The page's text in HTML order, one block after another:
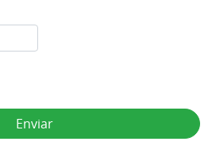
Enviar